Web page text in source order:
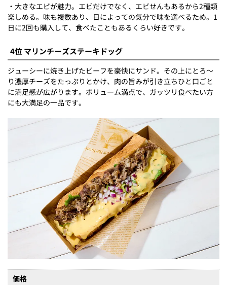
・大きなエビが魅力。エビだけでなく、エビせんもあるから2種類
楽しめる。味も複数あり、日によっての気分で味を選べるため。1
日に2回も購入して、食べたこともあるくらい好きです。
4位 マリンチーズステーキドッグ
ジューシーに焼き上げたビーフを豪快にサンド。その上にとろ～
り濃厚チーズをたっぷりとかけ、肉の旨みが引き立ちひと口ごと
に満足感が広がります。ボリューム満点で、ガッツリ食べたい方
にも大満足の一品です。
価格